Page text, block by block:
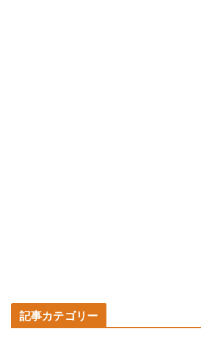
記事カテゴリー